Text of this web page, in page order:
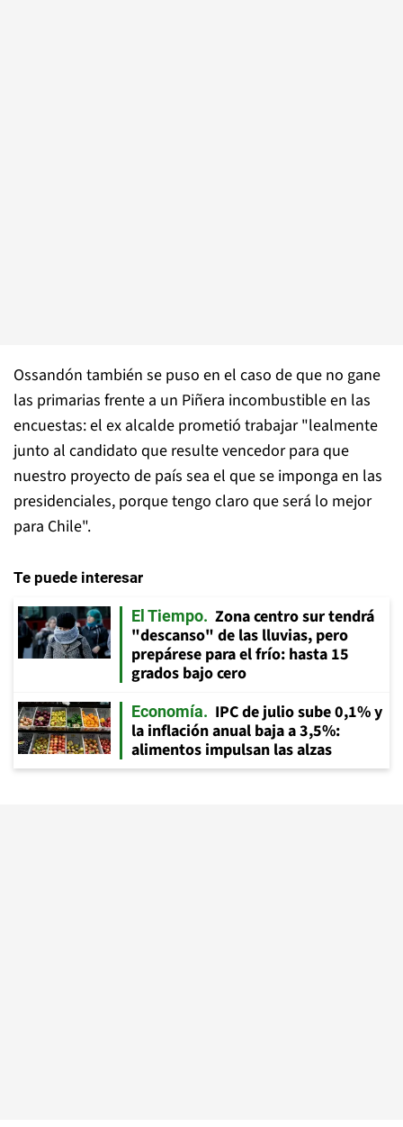
Ossandón también se puso en el caso de que no gane
las primarias frente a un Piñera incombustible en las
encuestas: el ex alcalde prometió trabajar "lealmente
junto al candidato que resulte vencedor para que
nuestro proyecto de país sea el que se imponga en las
presidenciales, porque tengo claro que será lo mejor
para Chile".
Te puede interesar
El Tiempo
Zona centro sur tendrá
"descanso" de las lluvias, pero
prepárese para el frío: hasta 15
grados bajo cero
Economía
IPC de julio sube 0,1% y
la inflación anual baja a 3,5%:
alimentos impulsan las alzas